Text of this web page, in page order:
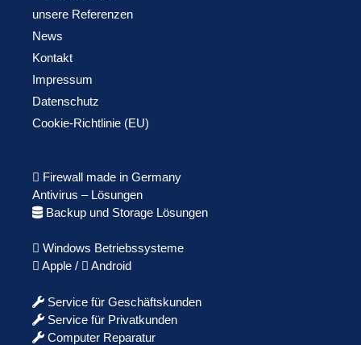
unsere Referenzen
News
Kontakt
Impressum
Datenschutz
Cookie-Richtlinie (EU)
Firewall made in Germany
Antivirus – Lösungen
Backup und Storage Lösungen
Windows Betriebssysteme
Apple /
Android
Service für Geschäftskunden
Service für Privatkunden
Computer Reparatur